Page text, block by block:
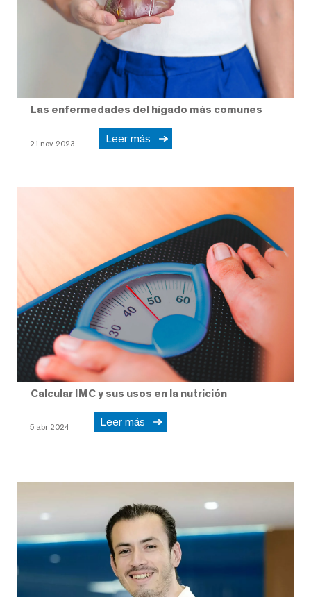
Las enfermedades del hígado más comunes
21 nov 2023 Leer más
Calcular IMC y sus usos en la nutrición
5 abr 2024 Leer más